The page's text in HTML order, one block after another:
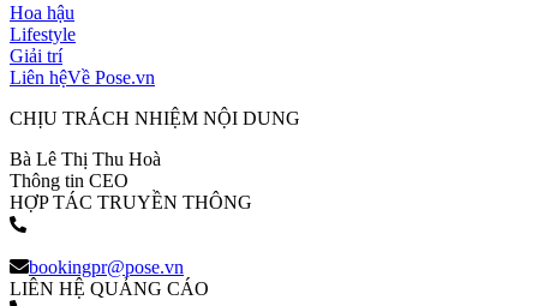
Hoa hậu
Lifestyle
Giải trí
Liên hệVề Pose.vn
CHỊU TRÁCH NHIỆM NỘI DUNG
Bà Lê Thị Thu Hoà
Thông tin CEO
HỢP TÁC TRUYỀN THÔNG
bookingpr@pose.vn
LIÊN HỆ QUẢNG CÁO